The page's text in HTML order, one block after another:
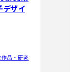
デザイ
作品・研究